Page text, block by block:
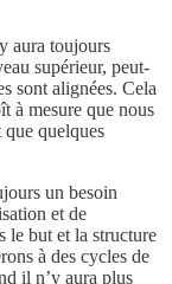
aura toujours
supérieur, peut-
sont alignées. Cela
à mesure que nous
quelques
un besoin
et de
le but et la structure
à des cycles de
il n’y aura plus